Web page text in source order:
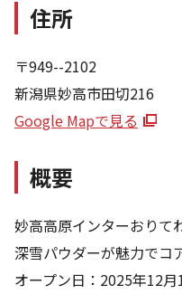
住所
〒949--2102
新潟県妙高市田切216
Google Mapで見る
概要
妙高高原インターおりて
深雪パウダーが魅力でコ
オープン日：2025年12